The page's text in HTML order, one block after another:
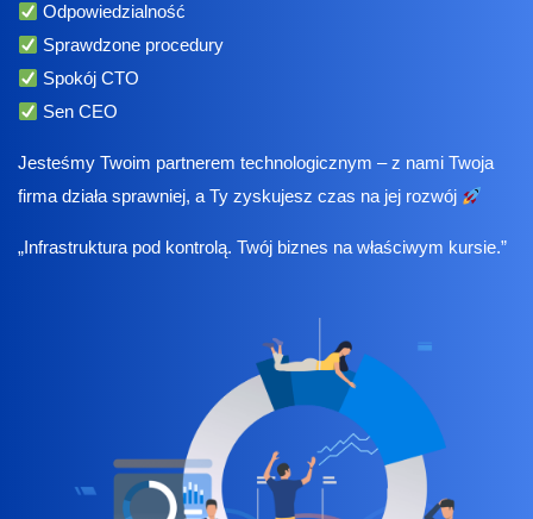
Odpowiedzialność
Sprawdzone procedury
Spokój CTO
Sen CEO
Jesteśmy Twoim partnerem technologicznym – z nami Twoja
firma działa sprawniej, a Ty zyskujesz czas na jej rozwój
„Infrastruktura pod kontrolą. Twój biznes na właściwym kursie.”